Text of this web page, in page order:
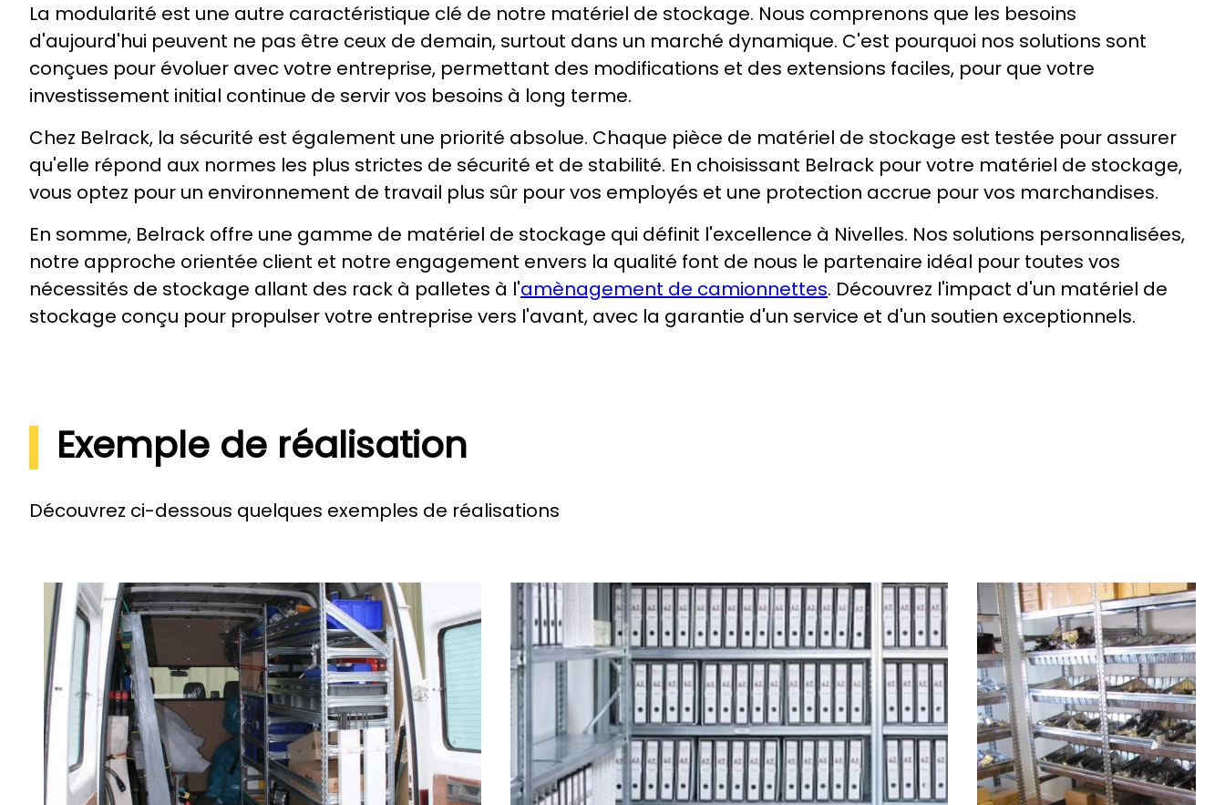
La modularité est une autre caractéristique clé de notre matériel de stockage. Nous comprenons que les besoins
d'aujourd'hui peuvent ne pas être ceux de demain, surtout dans un marché dynamique. C'est pourquoi nos solutions sont
conçues pour évoluer avec votre entreprise, permettant des modifications et des extensions faciles, pour que votre
investissement initial continue de servir vos besoins à long terme.
Chez Belrack, la sécurité est également une priorité absolue. Chaque pièce de matériel de stockage est testée pour assurer
qu'elle répond aux normes les plus strictes de sécurité et de stabilité. En choisissant Belrack pour votre matériel de stockage,
vous optez pour un environnement de travail plus sûr pour vos employés et une protection accrue pour vos marchandises.
En somme, Belrack offre une gamme de matériel de stockage qui définit l'excellence à Nivelles. Nos solutions personnalisées,
notre approche orientée client et notre engagement envers la qualité font de nous le partenaire idéal pour toutes vos
nécessités de stockage allant des rack à palletes à l'amènagement de camionnettes. Découvrez l'impact d'un matériel de
stockage conçu pour propulser votre entreprise vers l'avant, avec la garantie d'un service et d'un soutien exceptionnels.
Exemple de réalisation
Découvrez ci-dessous quelques exemples de réalisations